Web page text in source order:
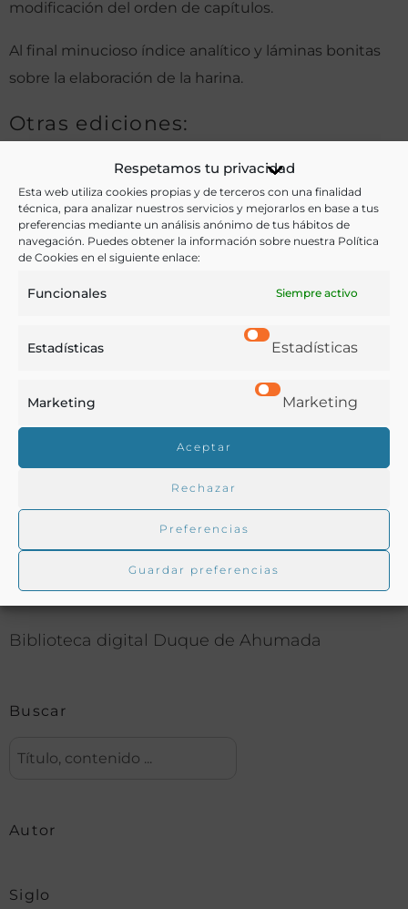
Respetamos tu privacidad
Esta web utiliza cookies propias y de terceros con una finalidad
técnica, para analizar nuestros servicios y mejorarlos en base a tus
preferencias mediante un análisis anónimo de tus hábitos de
navegación. Puedes obtener la información sobre nuestra Política
de Cookies en el siguiente enlace:
Funcionales Siempre activo
Estadísticas Estadísticas
Marketing Marketing
Aceptar
Rechazar
Preferencias
Guardar preferencias
modificación del orden de capítulos.
Al final minucioso índice analítico y láminas bonitas
sobre la elaboración de la harina.
Otras ediciones:
Notas:
Ver más libros de estas materias:
Ver más libros con las palabras clave:
Buscar en la biblioteca
Biblioteca digital Duque de Ahumada
Buscar
Autor
Siglo